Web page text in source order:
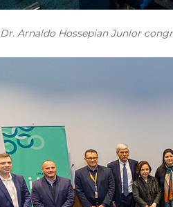
Dr. Arnaldo Hossepian Junior